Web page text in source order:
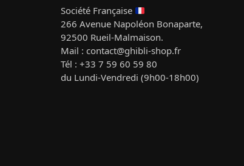
Société Française
266 Avenue Napoléon Bonaparte,
92500 Rueil-Malmaison.
Mail : contact@ghibli-shop.fr
Tél : +33 7 59 60 59 80
du Lundi-Vendredi (9h00-18h00)